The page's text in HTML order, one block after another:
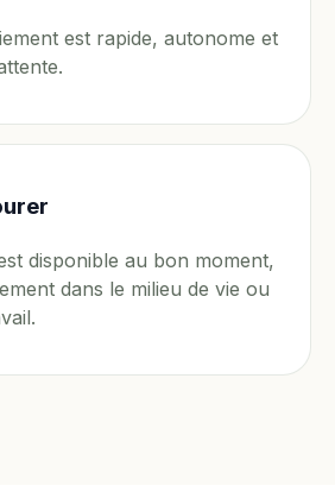
est rapide, autonome et
disponible au bon moment,
dans le milieu de vie ou